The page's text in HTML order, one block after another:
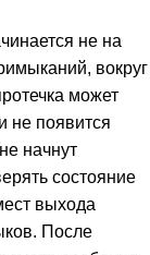
не на
вокруг
может
не появится
начнут
состояние
выхода
После